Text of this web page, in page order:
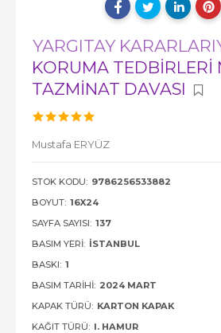
YARGITAY
KORUMA TEDBİRLERİ
TAZMİNAT DAVASI
Mustafa ERYÜZ
STOK KODU: 9786256533882
BOYUT: 16X24
SAYFA SAYISI: 137
BASIM YERI: İSTANBUL
BASKI: 1
BASIM TARIHI: 2024 MART
KAPAK TÜRÜ: KARTON KAPAK
KAĞIT TÜRÜ: I. HAMUR